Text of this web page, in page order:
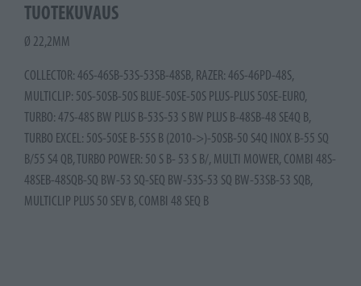
TUOTEKUVAUS
Ø 22,2MM
COLLECTOR: 46S-46SB-53S-53SB-48SB, RAZER: 46S-46PD-48S,
MULTICLIP: 50S-50SB-50S BLUE-50SE-50S PLUS-PLUS 50SE-EURO,
TURBO: 47S-48S BW PLUS B-53S-53 S BW PLUS B-48SB-48 SE4Q B,
TURBO EXCEL: 50S-50SE B-55S B (2010->)-50SB-50 S4Q INOX B-55 SQ
B/55 S4 QB, TURBO POWER: 50 S B- 53 S B/, MULTI MOWER, COMBI 48S-
48SEB-48SQB-SQ BW-53 SQ-SEQ BW-53S-53 SQ BW-53SB-53 SQB,
MULTICLIP PLUS 50 SEV B, COMBI 48 SEQ B